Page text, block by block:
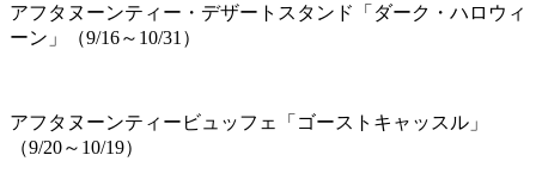
アフタヌーンティー・デザートスタンド「ダーク・ハロウィ
ーン」（9/16～10/31）
アフタヌーンティービュッフェ「ゴーストキャッスル」
（9/20～10/19）